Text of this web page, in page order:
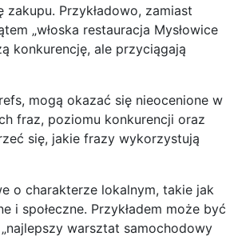
Przykładowo, zamiast
„włoska restauracja Mysłowice
konkurencję, ale przyciągają
mogą okazać się nieocenione w
fraz, poziomu konkurencji oraz
się, jakie frazy wykorzystują
o charakterze lokalnym, takie jak
i społeczne. Przykładem może być
warsztat samochodowy